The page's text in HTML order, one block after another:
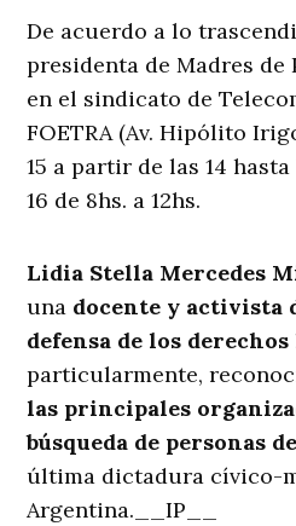
De acuerdo a lo
presidenta de Madres de
en el sindicato de
FOETRA (Av. Hipólito
15 a partir de las 14
16 de 8hs. a 12hs.
Lidia Stella Mercedes
una docente y activista
defensa de los
particularmente,
las principales
búsqueda de personas
última dictadura cívico-
Argentina.__IP__